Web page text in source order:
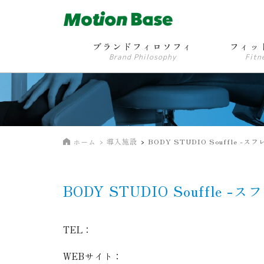
ブランドフィロソフィ
Brand Philosophy
フィッ
ホーム 導入施設 BODY STUDIO Souffle -スフ
BODY STUDIO Souffle -ス
TEL：
WEBサイト：